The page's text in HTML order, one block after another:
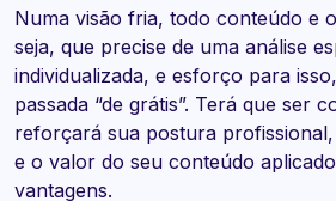
Numa visão fria, todo conteúdo e
seja, que precise de uma análise
individualizada, e esforço para
passada “de grátis”. Terá que ser
reforçará sua postura
e o valor do seu conteúdo
vantagens.